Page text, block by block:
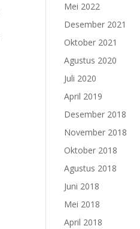
Mei 2022
Desember 2021
Oktober 2021
Agustus 2020
Juli 2020
April 2019
Desember 2018
November 2018
Oktober 2018
Agustus 2018
Juni 2018
Mei 2018
April 2018